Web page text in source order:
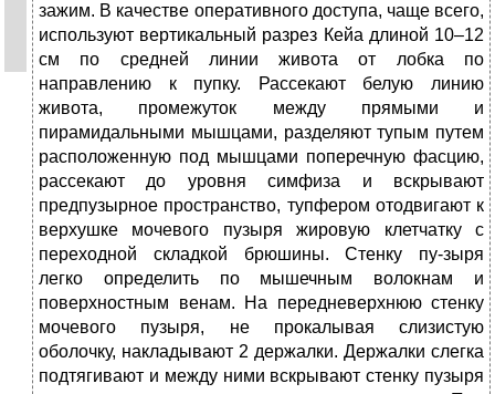
зажим. В качестве оперативного доступа, чаще всего,
используют вертикальный разрез Кейа длиной 10–12
см по средней линии живота от лобка по
направлению к пупку. Рассекают белую линию
живота, промежуток между прямыми и
пирамидальными мышцами, разделяют тупым путем
расположенную под мышцами поперечную фасцию,
рассекают до уровня симфиза и вскрывают
предпузырное пространство, тупфером отодвигают к
верхушке мочевого пузыря жировую клетчатку с
переходной складкой брюшины. Стенку пу-зыря
легко определить по мышечным волокнам и
поверхностным венам. На передневерхнюю стенку
мочевого пузыря, не прокалывая слизистую
оболочку, накладывают 2 держалки. Держалки слегка
подтягивают и между ними вскрывают стенку пузыря